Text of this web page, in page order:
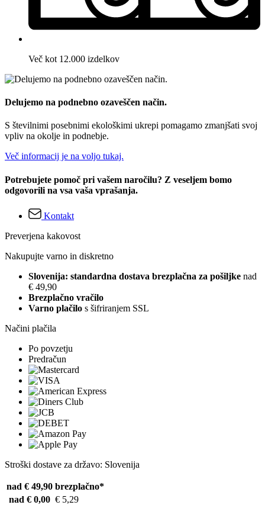
Več kot 12.000 izdelkov
Delujemo na podnebno ozaveščen način.
S številnimi posebnimi ekološkimi ukrepi pomagamo zmanjšati svoj
vpliv na okolje in podnebje.
Več informacij je na voljo tukaj.
Potrebujete pomoč pri vašem naročilu? Z veseljem bomo
odgovorili na vsa vaša vprašanja.
Kontakt
Preverjena kakovost
Nakupujte varno in diskretno
Slovenija: standardna dostava brezplačna za pošiljke nad
€ 49,90
Brezplačno vračilo
Varno plačilo s šifriranjem SSL
Načini plačila
Po povzetju
Predračun
Stroški dostave za državo: Slovenija
nad € 49,90 brezplačno*
nad € 0,00 € 5,29